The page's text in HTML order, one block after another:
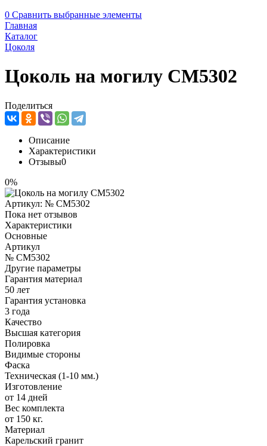
0 Сравнить выбранные элементы
Главная
Каталог
Цоколя
Цоколь на могилу CM5302
Поделиться
Описание
Характеристики
Отзывы0
0%
Артикул: № CM5302
Пока нет отзывов
Характеристики
Основные
Артикул
№ CM5302
Другие параметры
Гарантия материал
50 лет
Гарантия установка
3 года
Качество
Высшая категория
Полировка
Видимые стороны
Фаска
Техническая (1-10 мм.)
Изготовление
от 14 дней
Вес комплекта
от 150 кг.
Материал
Карельский гранит